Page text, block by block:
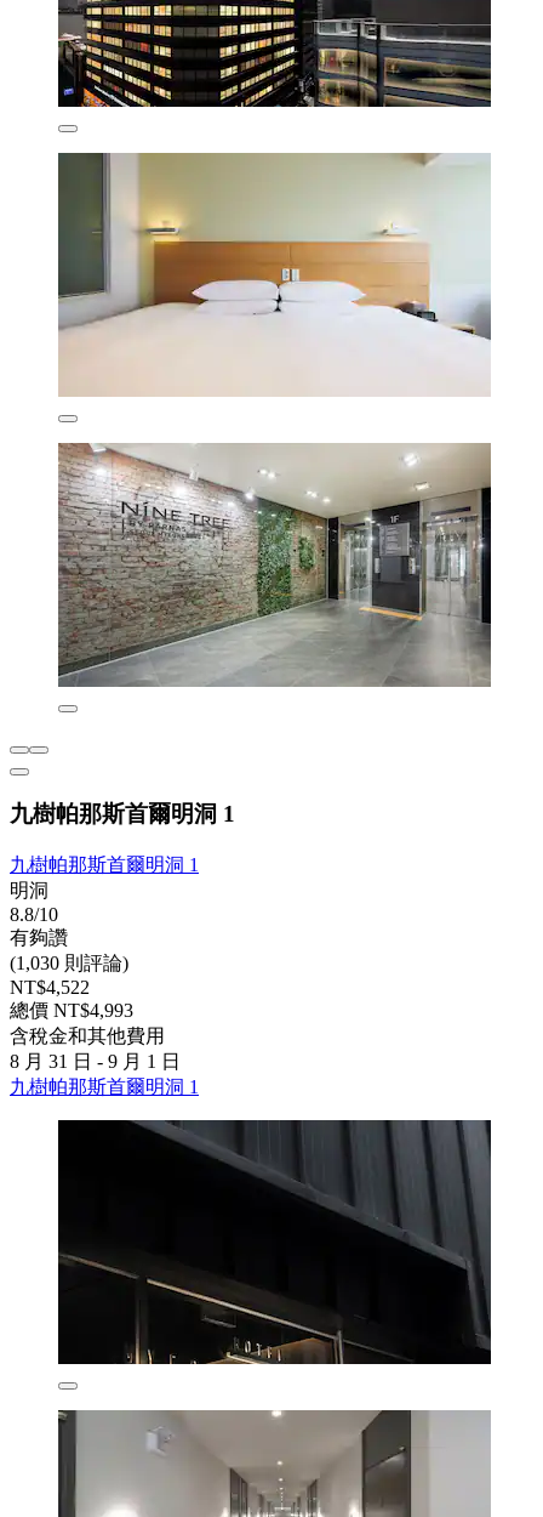
九樹帕那斯首爾明洞 1
九樹帕那斯首爾明洞 1
明洞
8.8/10
有夠讚
(1,030 則評論)
NT$4,522
總價 NT$4,993
含稅金和其他費用
8 月 31 日 - 9 月 1 日
九樹帕那斯首爾明洞 1